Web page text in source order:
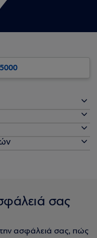
σας
ασφάλειά σας, πώς